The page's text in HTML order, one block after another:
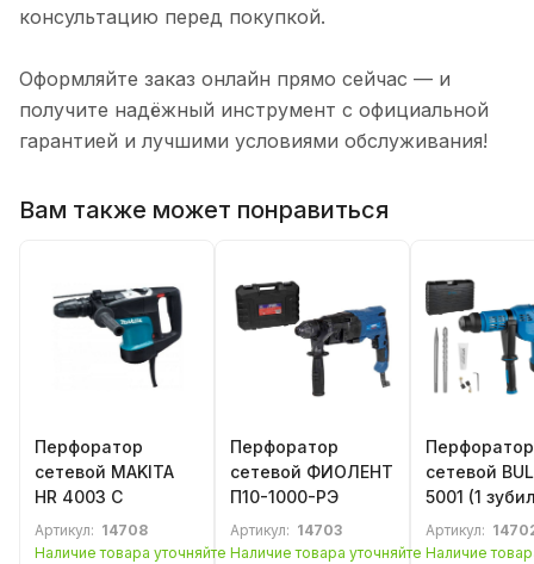
консультацию перед покупкой.
Оформляйте заказ онлайн прямо сейчас — и
получите надёжный инструмент с официальной
гарантией и лучшими условиями обслуживания!
Вам также может понравиться
Перфоратор
сетевой MAKITA
HR 4003 C
Артикул: 14708
Наличие товара уточняйте
Перфоратор
сетевой ФИОЛЕНТ
П10-1000-РЭ
Артикул: 14703
Наличие товара уточняйте
Перфоратор
сетевой
5001 (1
сверло),
Артикул:
Наличие